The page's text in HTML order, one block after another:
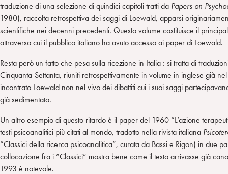
traduzione di una selezione di quindici capitoli tratti da Papers on
1980), raccolta retrospettiva dei saggi di Loewald, apparsi
scientifiche nei decenni precedenti. Questo volume costituisce il
attraverso cui il pubblico italiano ha avuto accesso ai paper di Loewald.
Resta però un fatto che pesa sulla ricezione in Italia : si tratta di
Cinquanta-Settanta, riuniti retrospettivamente in volume in inglese già
incontrato Loewald non nel vivo dei dibattiti cui i suoi saggi
già sedimentato.
Un altro esempio di questo ritardo è il paper del 1960 “L’azione
testi psicoanalitici più citati al mondo, tradotto nella rivista italiana
“Classici della ricerca psicoanalitica”, curata da Bassi e Rigon) in due
collocazione fra i “Classici” mostra bene come il testo arrivasse già
1993 è notevole.